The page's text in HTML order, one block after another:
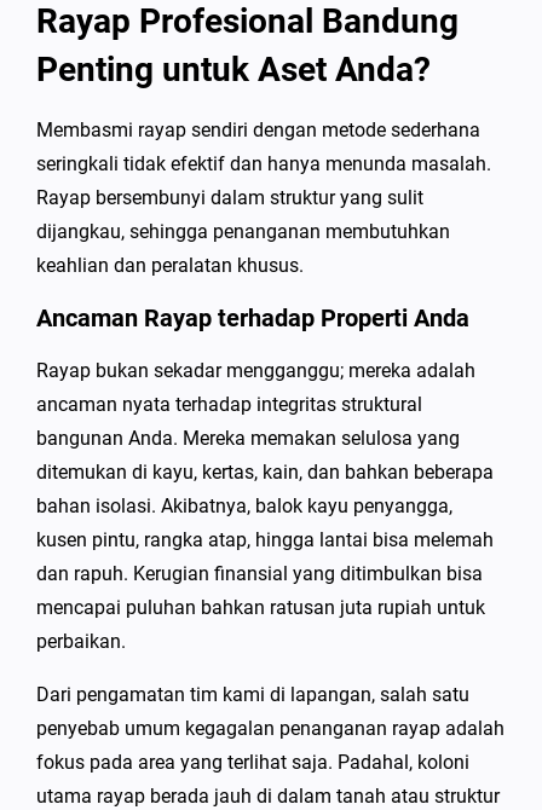
Rayap Profesional Bandung
Penting untuk Aset Anda?
Membasmi rayap sendiri dengan metode sederhana
seringkali tidak efektif dan hanya menunda masalah.
Rayap bersembunyi dalam struktur yang sulit
dijangkau, sehingga penanganan membutuhkan
keahlian dan peralatan khusus.
Ancaman Rayap terhadap Properti Anda
Rayap bukan sekadar mengganggu; mereka adalah
ancaman nyata terhadap integritas struktural
bangunan Anda. Mereka memakan selulosa yang
ditemukan di kayu, kertas, kain, dan bahkan beberapa
bahan isolasi. Akibatnya, balok kayu penyangga,
kusen pintu, rangka atap, hingga lantai bisa melemah
dan rapuh. Kerugian finansial yang ditimbulkan bisa
mencapai puluhan bahkan ratusan juta rupiah untuk
perbaikan.
Dari pengamatan tim kami di lapangan, salah satu
penyebab umum kegagalan penanganan rayap adalah
fokus pada area yang terlihat saja. Padahal, koloni
utama rayap berada jauh di dalam tanah atau struktur